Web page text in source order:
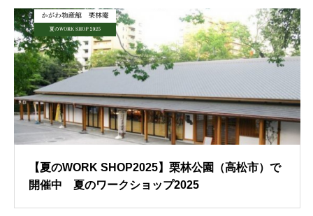
【夏のWORK SHOP2025】栗林公園（高松市）で
開催中 夏のワークショップ2025